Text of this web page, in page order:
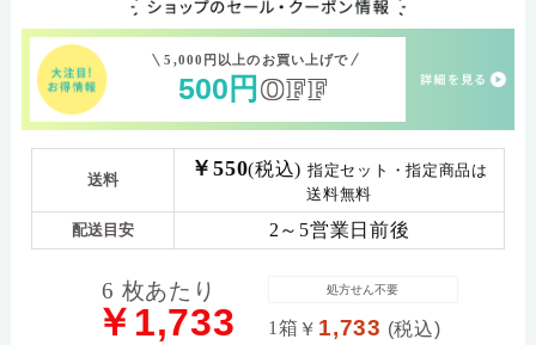
5,000円以上のお買い上げで
500 円 OFF
送料 ￥550(税込) 指定セット・指定商品は
送料無料
配送目安 2～5営業日前後
6 枚あたり
￥1,733 1箱 ￥ 1,733 (税込)
処方せん不要